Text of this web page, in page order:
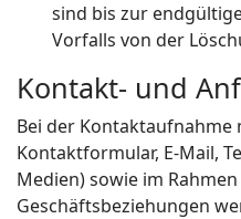
sind bis zur
Vorfalls von der
Kontakt- und
Bei der Kontaktaufnahme
Kontaktformular, E-Mail,
Medien) sowie im
Geschäftsbeziehungen